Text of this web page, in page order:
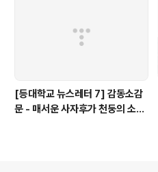
[등대학교 뉴스레터 7] 감동소감
문 - 매서운 사자후가 천둥의 소리